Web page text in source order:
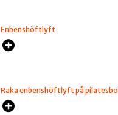
Enbenshöftlyft
Raka enbenshöftlyft på pilatesboll